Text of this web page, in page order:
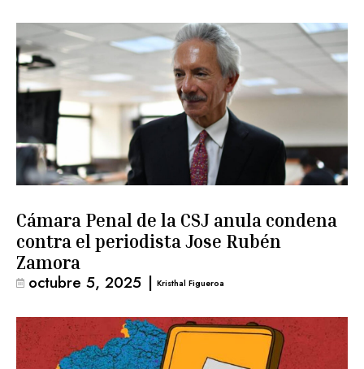
Cámara Penal de la CSJ anula condena
contra el periodista Jose Rubén
Zamora
octubre 5, 2025 | Kristhal Figueroa